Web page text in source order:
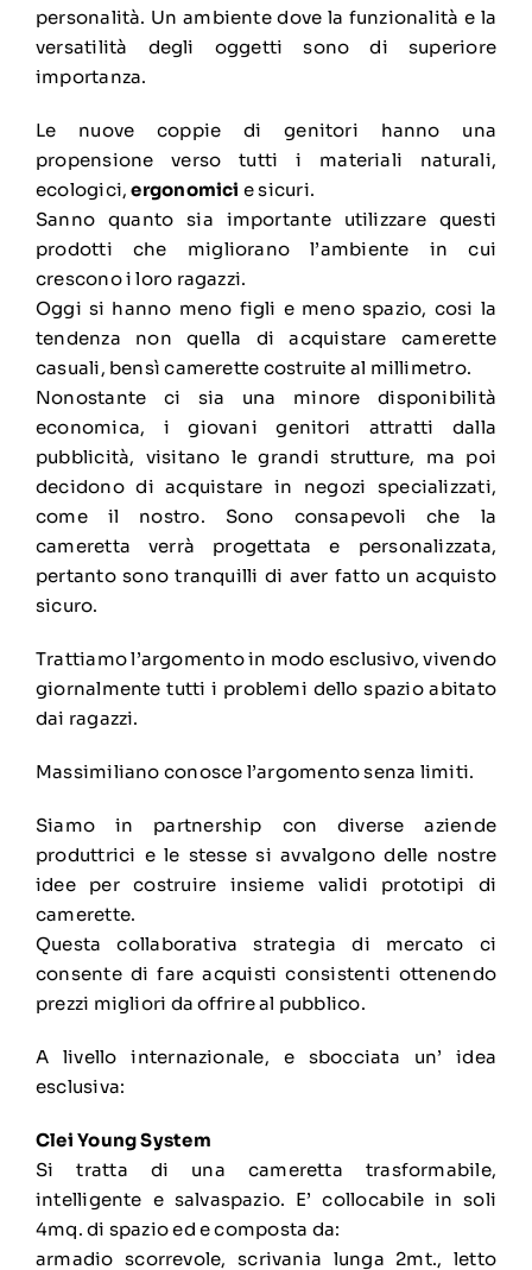
personalità. Un ambiente dove la funzionalità e la
versatilità degli oggetti sono di superiore
importanza.
Le nuove coppie di genitori hanno una
propensione verso tutti i materiali naturali,
ecologici,ergonomici e sicuri.
Sanno quanto sia importante utilizzare questi
prodotti che migliorano l’ambiente in cui
crescono i loro ragazzi.
Oggi si hanno meno figli e meno spazio, cosi la
tendenza non quella di acquistare camerette
casuali, bensì camerette costruite al millimetro.
Nonostante ci sia una minore disponibilità
economica, i giovani genitori attratti dalla
pubblicità, visitano le grandi strutture, ma poi
decidono di acquistare in negozi specializzati,
come il nostro. Sono consapevoli che la
cameretta verrà progettata e personalizzata,
pertanto sono tranquilli di aver fatto un acquisto
sicuro.
Trattiamo l’argomento in modo esclusivo, vivendo
giornalmente tutti i problemi dello spazio abitato
dai ragazzi.
Massimiliano conosce l’argomento senza limiti.
Siamo in partnership con diverse aziende
produttrici e le stesse si avvalgono delle nostre
idee per costruire insieme validi prototipi di
camerette.
Questa collaborativa strategia di mercato ci
consente di fare acquisti consistenti ottenendo
prezzi migliori da offrire al pubblico.
A livello internazionale, e sbocciata un’ idea
esclusiva:
Clei Young System
Si tratta di una cameretta trasformabile,
intelligente e salvaspazio. E’ collocabile in soli
4mq. di spazio ed e composta da:
armadio scorrevole, scrivania lunga 2mt., letto